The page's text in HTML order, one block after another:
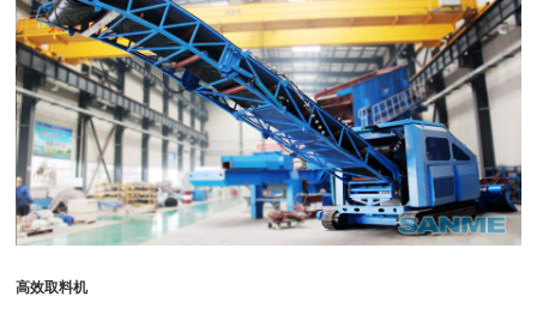
高效取料机